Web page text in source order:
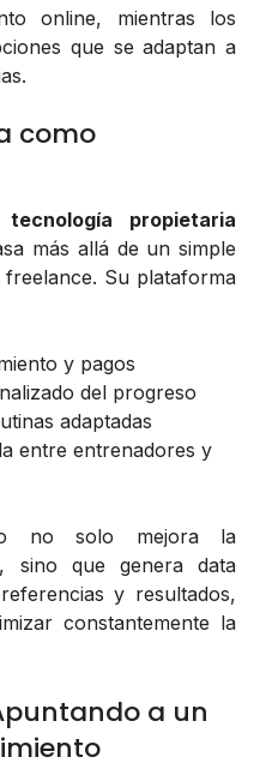
online, mientras los
que se adaptan a
como
tecnología propietaria
más allá de un simple
Su plataforma
y pagos
del progreso
adaptadas
entre entrenadores y
no solo mejora la
sino que genera data
y resultados,
constantemente la
a un